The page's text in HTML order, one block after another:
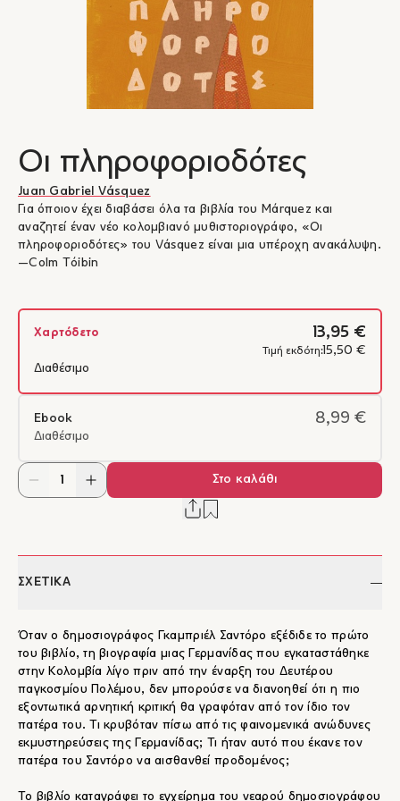
Οι πληροφοριοδότες
Juan Gabriel Vásquez
Για όποιον έχει διαβάσει όλα τα βιβλία του Márquez και
αναζητεί έναν νέο κολομβιανό μυθιστοριογράφο, «Οι
πληροφοριοδότες» του Vásquez είναι μια υπέροχη ανακάλυψη.
―Colm Tóibin
Χαρτόδετο 13,95 €
Τιμή εκδότη: 15,50 €
Διαθέσιμο
Ebook 8,99 €
Διαθέσιμο
Στο καλάθι
ΣΧΕΤΙΚΑ
Όταν ο δημοσιογράφος Γκαμπριέλ Σαντόρο εξέδιδε το πρώτο
του βιβλίο, τη βιογραφία μιας Γερμανίδας που εγκαταστάθηκε
στην Κολομβία λίγο πριν από την έναρξη του Δευτέρου
παγκοσμίου Πολέμου, δεν μπορούσε να διανοηθεί ότι η πιο
εξοντωτικά αρνητική κριτική θα γραφόταν από τον ίδιο τον
πατέρα του. Τι κρυβόταν πίσω από τις φαινομενικά ανώδυνες
εκμυστηρεύσεις της Γερμανίδας; Τι ήταν αυτό που έκανε τον
πατέρα του Σαντόρο να αισθανθεί προδομένος;
Το βιβλίο καταγράφει το εγχείρημα του νεαρού δημοσιογράφου